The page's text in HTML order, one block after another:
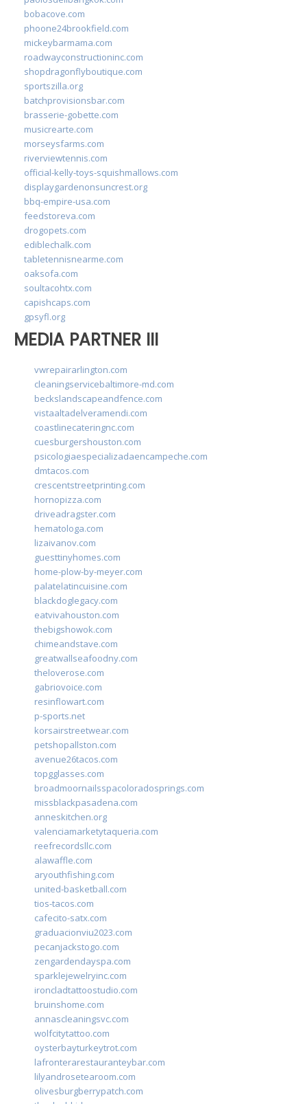
bobacove.com
phoone24brookfield.com
mickeybarmama.com
roadwayconstructioninc.com
shopdragonflyboutique.com
sportszilla.org
batchprovisionsbar.com
brasserie-gobette.com
musicrearte.com
morseysfarms.com
riverviewtennis.com
official-kelly-toys-squishmallows.com
displaygardenonsuncrest.org
bbq-empire-usa.com
feedstoreva.com
drogopets.com
ediblechalk.com
tabletennisnearme.com
oaksofa.com
soultacohtx.com
capishcaps.com
gpsyfl.org
MEDIA PARTNER III
vwrepairarlington.com
cleaningservicebaltimore-md.com
beckslandscapeandfence.com
vistaaltadelveramendi.com
coastlinecateringnc.com
cuesburgershouston.com
psicologiaespecializadaencampeche.com
dmtacos.com
crescentstreetprinting.com
hornopizza.com
driveadragster.com
hematologa.com
lizaivanov.com
guesttinyhomes.com
home-plow-by-meyer.com
palatelatincuisine.com
blackdoglegacy.com
eatvivahouston.com
thebigshowok.com
chimeandstave.com
greatwallseafoodny.com
theloverose.com
gabriovoice.com
resinflowart.com
p-sports.net
korsairstreetwear.com
petshopallston.com
avenue26tacos.com
topgglasses.com
broadmoornailsspacoloradosprings.com
missblackpasadena.com
anneskitchen.org
valenciamarketytaqueria.com
reefrecordsllc.com
alawaffle.com
aryouthfishing.com
united-basketball.com
tios-tacos.com
cafecito-satx.com
graduacionviu2023.com
pecanjackstogo.com
zengardendayspa.com
sparklejewelryinc.com
ironcladtattoostudio.com
bruinshome.com
annascleaningsvc.com
wolfcitytattoo.com
oysterbayturkeytrot.com
lafronterarestauranteybar.com
lilyandrosetearoom.com
olivesburgberrypatch.com